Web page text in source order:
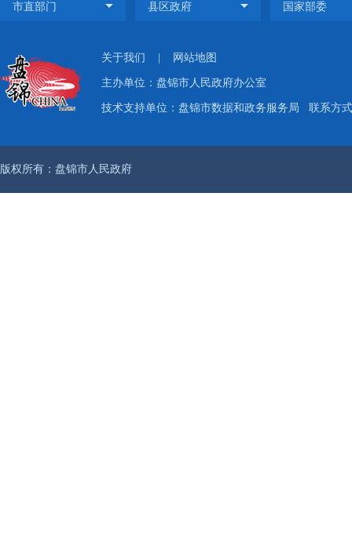
关于我们 | 网站地图
主办单位：盘锦市人民政府办公室
技术支持单位：盘锦市数据和政务服务局 联系方
版权所有：盘锦市人民政府